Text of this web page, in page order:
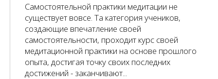
Самостоятельной практики медитации не
существует вовсе. Та категория учеников,
создающие впечатление своей
самостоятельности, проходит курс своей
медитационной практики на основе прошлого
опыта, достигая точку своих последних
достижений - заканчивают...